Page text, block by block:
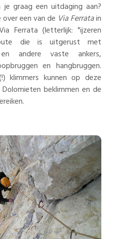
graag een uitdaging aan?
een van de Via Ferratain
Ferrata (letterlijk: "ijzeren
die is uitgerust met
andere vaste ankers,
en hangbruggen.
klimmers kunnen op deze
beklimmen en de